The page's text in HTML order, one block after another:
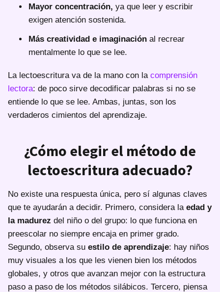
Mayor concentración, ya que leer y escribir
exigen atención sostenida.
Más creatividad e imaginación al recrear
mentalmente lo que se lee.
La lectoescritura va de la mano con la comprensión
lectora: de poco sirve decodificar palabras si no se
entiende lo que se lee. Ambas, juntas, son los
verdaderos cimientos del aprendizaje.
¿Cómo elegir el método de
lectoescritura adecuado?
No existe una respuesta única, pero sí algunas claves
que te ayudarán a decidir. Primero, considera la edad y
la madurez del niño o del grupo: lo que funciona en
preescolar no siempre encaja en primer grado.
Segundo, observa su estilo de aprendizaje: hay niños
muy visuales a los que les vienen bien los métodos
globales, y otros que avanzan mejor con la estructura
paso a paso de los métodos silábicos. Tercero, piensa